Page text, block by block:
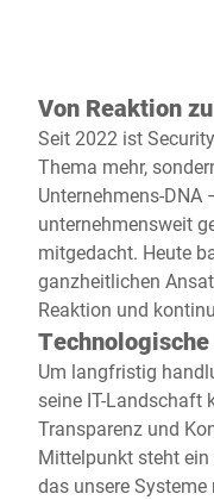
Von Reaktion
Seit 2022 ist
Thema mehr,
Unternehmens-DNA
unternehmensweit
mitgedacht. Heute
ganzheitlichen
Reaktion und
Um langfristig
seine IT-Landschaft
Transparenz und
Mittelpunkt steht
das unsere